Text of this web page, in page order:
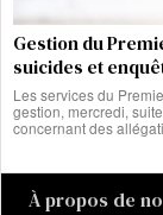
Gestion du
suicides et
Les services du
gestion, mercredi,
concernant des
À propos de